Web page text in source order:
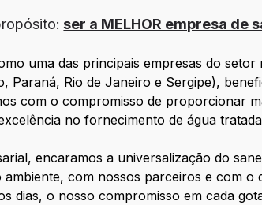
ser a MELHOR empresa de
uma das principais empresas do
Paraná, Rio de Janeiro e Sergipe),
com o compromisso de proporcionar
no fornecimento de água
encaramos a universalização do
com nossos parceiros e com
dias, o nosso compromisso em cada